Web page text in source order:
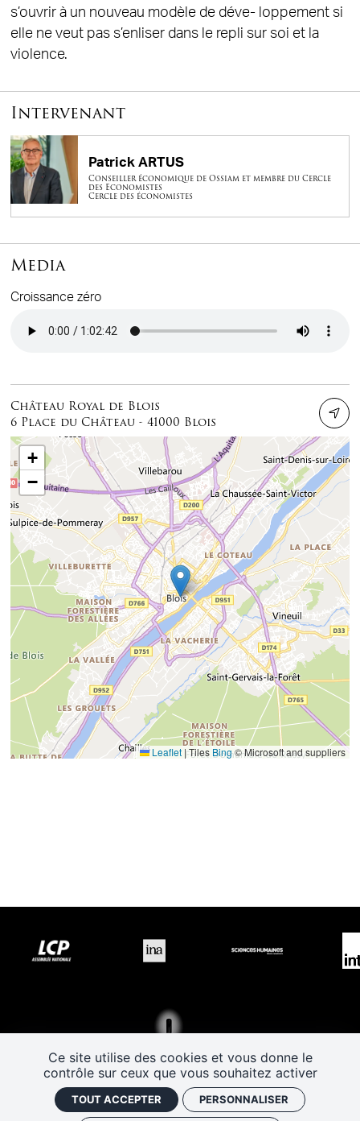
Ce site utilise des cookies et vous donne le
contrôle sur ceux que vous souhaitez activer
TOUT ACCEPTER PERSONNALISER
s’ouvrir à un nouveau modèle de déve- loppement si
elle ne veut pas s’enliser dans le repli sur soi et la
violence.
Intervenant
Patrick ARTUS
Conseiller économique de Ossiam et membre du Cercle
des Economistes
Cercle des économistes
Media
Croissance zéro
Château Royal de Blois
6 Place du Château - 41000 Blois
+
−
Leaflet |Tiles Bing© Microsoft and suppliers